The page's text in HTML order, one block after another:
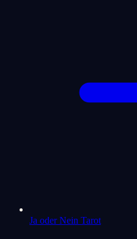
Ja oder Nein Tarot